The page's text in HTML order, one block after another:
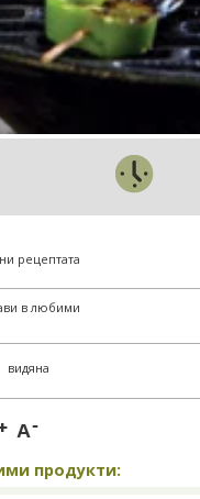
рецептата
в любими
видяна
продукти: